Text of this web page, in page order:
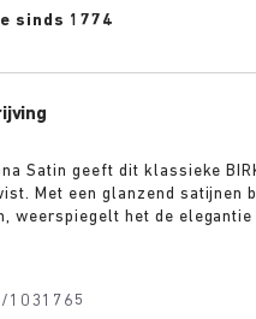
sinds 1774
Satin geeft dit klassieke
Met een glanzend satijnen
weerspiegelt het de
detail toe, waaronder
eigentijdse stijl.
1031765